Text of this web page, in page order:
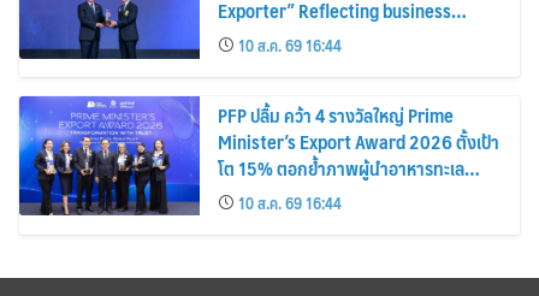
Exporter” Reflecting business
excellence, elevating Thai products
globally
10 ส.ค. 69 16:44
PFP ปลื้ม คว้า 4 รางวัลใหญ่ Prime
Minister’s Export Award 2026 ตั้งเป้า
โต 15% ตอกย้ำภาพผู้นำอาหารทะเล
แปรรูป
10 ส.ค. 69 16:44